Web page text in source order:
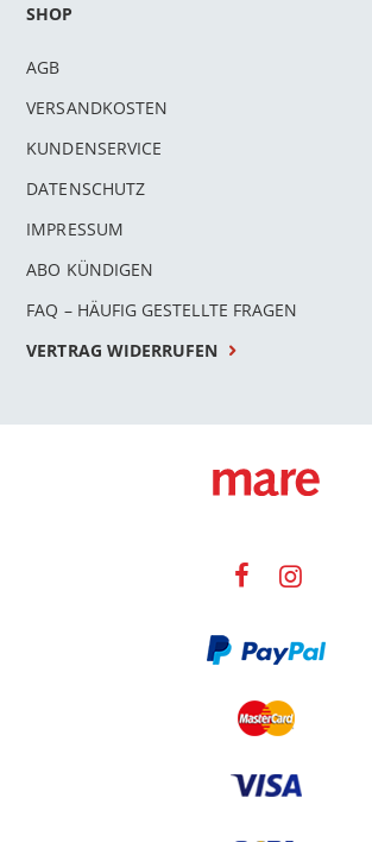
SHOP
AGB
VERSANDKOSTEN
KUNDENSERVICE
DATENSCHUTZ
IMPRESSUM
ABO KÜNDIGEN
FAQ – HÄUFIG GESTELLTE FRAGEN
VERTRAG WIDERRUFEN